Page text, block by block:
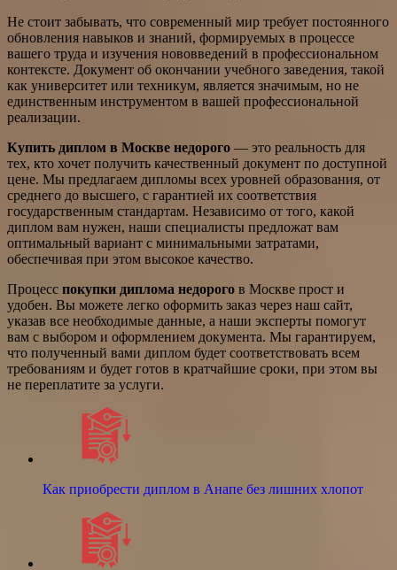
Не стоит забывать, что современный мир требует постоянного
обновления навыков и знаний, формируемых в процессе
вашего труда и изучения нововведений в профессиональном
контексте. Документ об окончании учебного заведения, такой
как университет или техникум, является значимым, но не
единственным инструментом в вашей профессиональной
реализации.
Купить диплом в Москве недорого — это реальность для
тех, кто хочет получить качественный документ по доступной
цене. Мы предлагаем дипломы всех уровней образования, от
среднего до высшего, с гарантией их соответствия
государственным стандартам. Независимо от того, какой
диплом вам нужен, наши специалисты предложат вам
оптимальный вариант с минимальными затратами,
обеспечивая при этом высокое качество.
Процесс покупки диплома недорого в Москве прост и
удобен. Вы можете легко оформить заказ через наш сайт,
указав все необходимые данные, а наши эксперты помогут
вам с выбором и оформлением документа. Мы гарантируем,
что полученный вами диплом будет соответствовать всем
требованиям и будет готов в кратчайшие сроки, при этом вы
не переплатите за услуги.
Как приобрести диплом в Анапе без лишних хлопот